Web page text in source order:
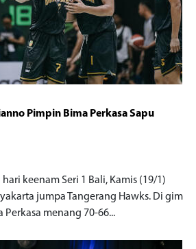
Pimpin Bima Perkasa Sapu
keenam Seri 1 Bali, Kamis (19/1)
jumpa Tangerang Hawks. Di gim
menang 70-66...